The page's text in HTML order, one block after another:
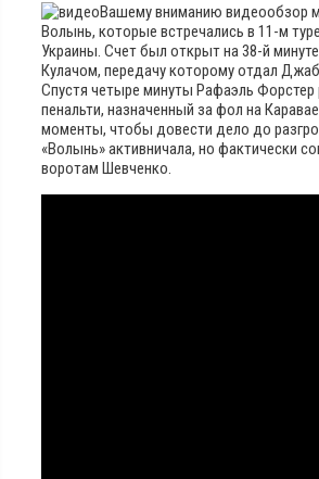
Вашему вниманию видеообзор
Волынь, которые встречались в 11-м
Украины. Счет был открыт на 38-й
Кулачом, передачу которому отдал
Спустя четыре минуты Рафаэль Форстер
пенальти, назначенный за фол на
моменты, чтобы довести дело до
«Волынь» активничала, но фактически
воротам Шевченко.